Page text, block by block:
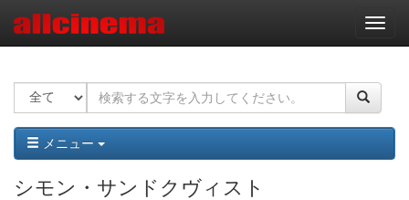
ナ
ビ
ー
ョ
ン
メニュー
シモン・サンドクヴィスト